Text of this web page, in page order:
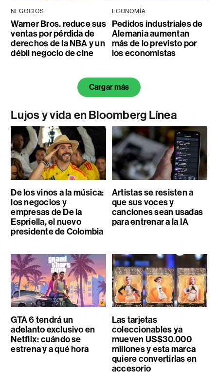
NEGOCIOS
Warner Bros. reduce sus
ventas por pérdida de
derechos de la NBA y un
débil negocio de cine
ECONOMÍA
Pedidos industriales de
Alemania aumentan
más de lo previsto por
los economistas
Cargar más
Lujos y vida en Bloomberg Línea
De los vinos a la música:
los negocios y
empresas de De la
Espriella, el nuevo
presidente de Colombia
Artistas se resisten a
que sus voces y
canciones sean usadas
para entrenar a la IA
GTA 6 tendrá un
adelanto exclusivo en
Netflix: cuándo se
estrena y a qué hora
Las tarjetas
coleccionables ya
mueven US$30.000
millones y esta marca
quiere convertirlas en
accesorio